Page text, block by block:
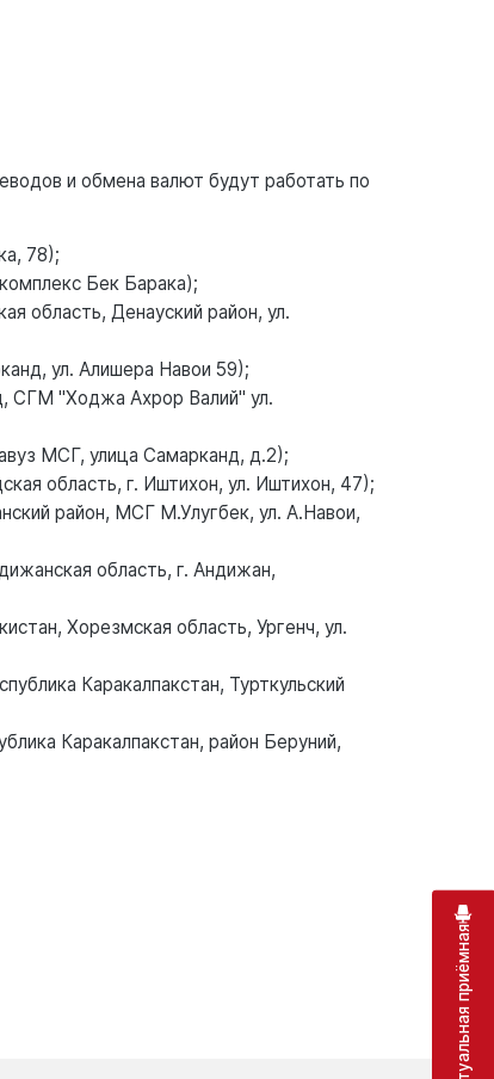
и обмена валют будут работать по
78);
Бек Барака);
область, Денауский район, ул.
ул. Алишера Навои 59);
СГМ "Ходжа Ахрор Валий" ул.
МСГ, улица Самарканд, д.2);
область, г. Иштихон, ул. Иштихон, 47);
район, МСГ М.Улугбек, ул. А.Навои,
область, г. Андижан,
Хорезмская область, Ургенч, ул.
Каракалпакстан, Турткульский
Каракалпакстан, район Беруний,
Виртуальная приёмная